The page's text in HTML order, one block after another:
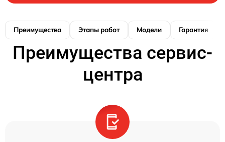
Преимущества Этапы работ Модели Гарантия
Преимущества сервис-
центра